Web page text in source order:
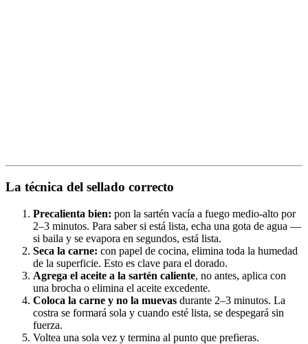
La técnica del sellado correcto
Precalienta bien: pon la sartén vacía a fuego medio-alto por
2–3 minutos. Para saber si está lista, echa una gota de agua —
si baila y se evapora en segundos, está lista.
Seca la carne: con papel de cocina, elimina toda la humedad
de la superficie. Esto es clave para el dorado.
Agrega el aceite a la sartén caliente, no antes, aplica con
una brocha o elimina el aceite excedente.
Coloca la carne y no la muevas durante 2–3 minutos. La
costra se formará sola y cuando esté lista, se despegará sin
fuerza.
Voltea una sola vez y termina al punto que prefieras.